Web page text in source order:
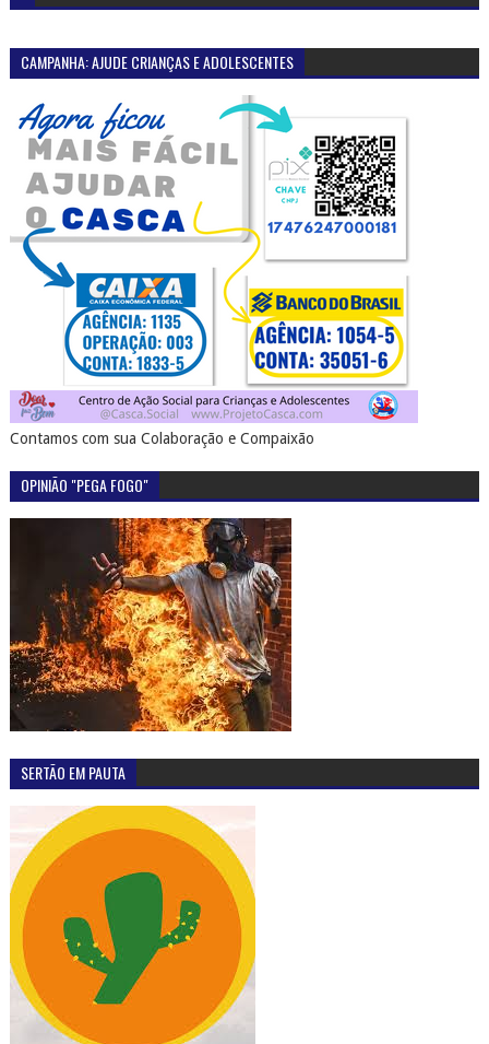
CAMPANHA: AJUDE CRIANÇAS E ADOLESCENTES
Contamos com sua Colaboração e Compaixão
OPINIÃO "PEGA FOGO"
SERTÃO EM PAUTA